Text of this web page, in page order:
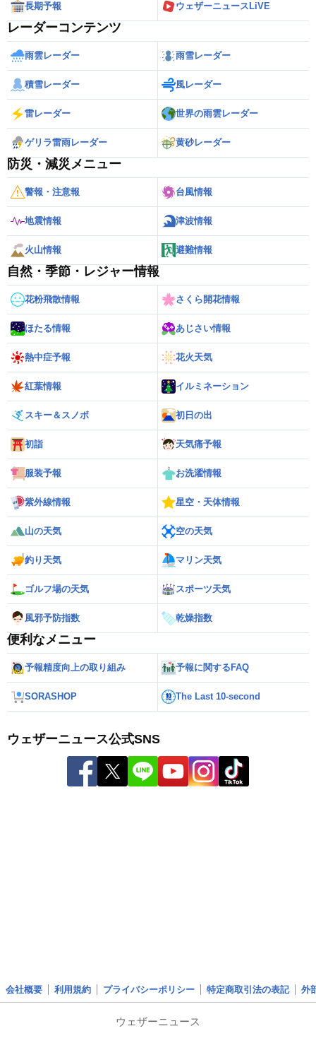
長期予報 ウェザーニュースLiVE
レーダーコンテンツ
雨雲レーダー 雨雪レーダー
積雪レーダー 風レーダー
雷レーダー 世界の雨雲レーダー
ゲリラ雷雨レーダー 黄砂レーダー
防災・減災メニュー
警報・注意報 台風情報
地震情報 津波情報
火山情報 避難情報
自然・季節・レジャー情報
花粉飛散情報 さくら開花情報
ほたる情報 あじさい情報
熱中症予報 花火天気
紅葉情報 イルミネーション
スキー＆スノボ 初日の出
初詣 天気痛予報
服装予報 お洗濯情報
紫外線情報 星空・天体情報
山の天気 空の天気
釣り天気 マリン天気
ゴルフ場の天気 スポーツ天気
風邪予防指数 乾燥指数
便利なメニュー
予報精度向上の取り組み 予報に関するFAQ
SORASHOP The Last 10-second
ウェザーニュース公式SNS
会社概要 利用規約 プライバシーポリシー 特定商取引法の表記 外
ウェザーニュース